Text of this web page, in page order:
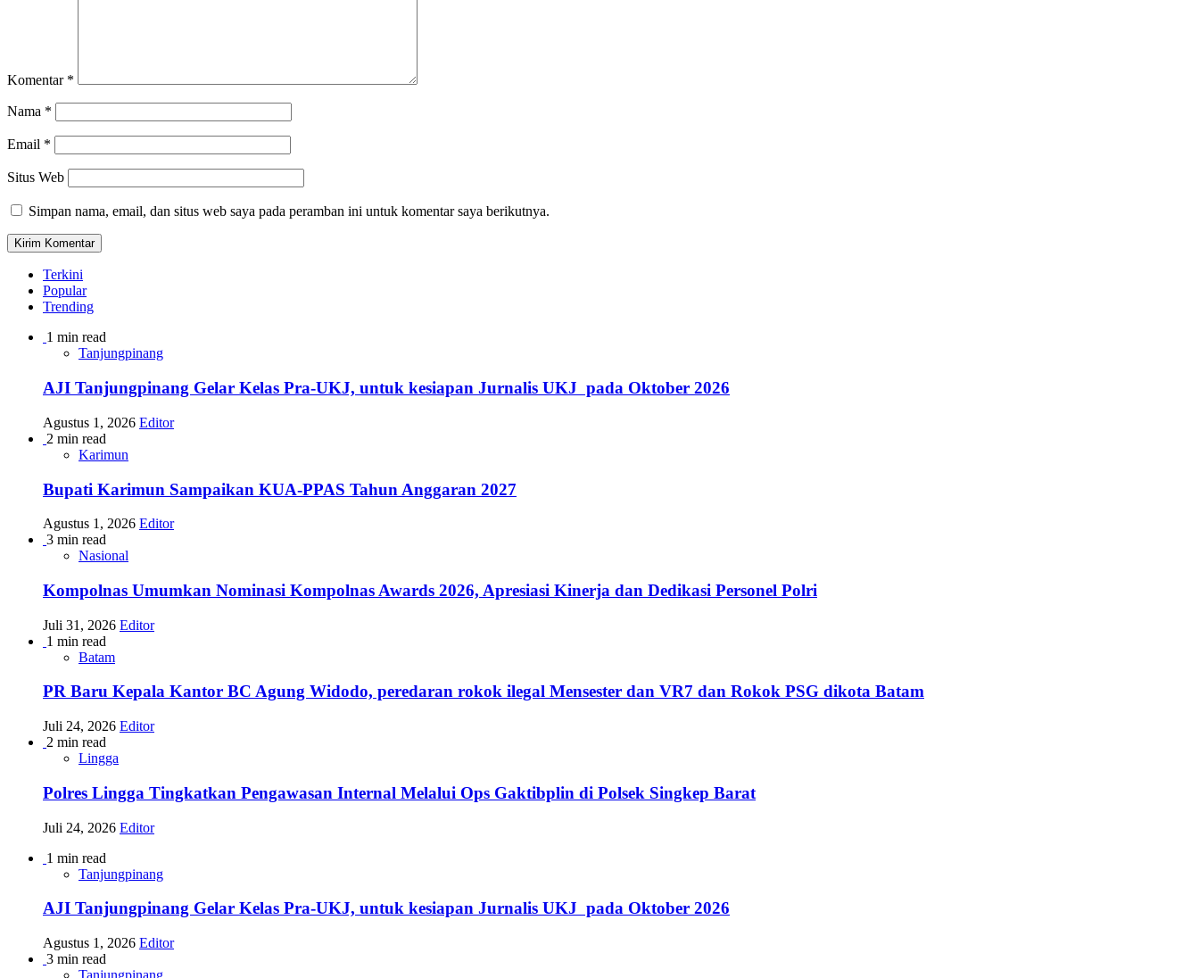
Komentar *
Nama *
Email *
Situs Web
Simpan nama, email, dan situs web saya pada peramban ini untuk komentar saya berikutnya.
Terkini
Popular
Trending
1 min read
Tanjungpinang
AJI Tanjungpinang Gelar Kelas Pra-UKJ, untuk kesiapan Jurnalis UKJ pada Oktober 2026
Agustus 1, 2026 Editor
2 min read
Karimun
Bupati Karimun Sampaikan KUA-PPAS Tahun Anggaran 2027
Agustus 1, 2026 Editor
3 min read
Nasional
Kompolnas Umumkan Nominasi Kompolnas Awards 2026, Apresiasi Kinerja dan Dedikasi Personel Polri
Juli 31, 2026 Editor
1 min read
Batam
PR Baru Kepala Kantor BC Agung Widodo, peredaran rokok ilegal Mensester dan VR7 dan Rokok PSG dikota Batam
Juli 24, 2026 Editor
2 min read
Lingga
Polres Lingga Tingkatkan Pengawasan Internal Melalui Ops Gaktibplin di Polsek Singkep Barat
Juli 24, 2026 Editor
1 min read
Tanjungpinang
AJI Tanjungpinang Gelar Kelas Pra-UKJ, untuk kesiapan Jurnalis UKJ pada Oktober 2026
Agustus 1, 2026 Editor
3 min read
Tanjungpinang